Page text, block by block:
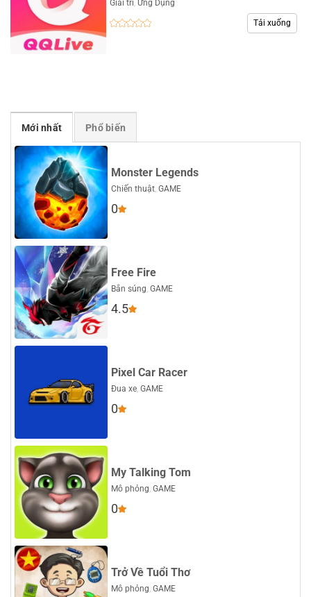
Giải trí, Ứng Dụng
Tải xuống
Mới nhất Phổ biến
Monster Legends
Chiến thuật, GAME
0
Free Fire
Bắn súng, GAME
4.5
Pixel Car Racer
Đua xe, GAME
0
My Talking Tom
Mô phỏng, GAME
0
Trở Về Tuổi Thơ
Mô phỏng, GAME